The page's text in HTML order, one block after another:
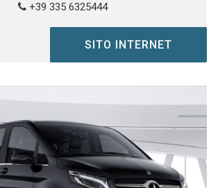
+39 335 6325444
SITO INTERNET